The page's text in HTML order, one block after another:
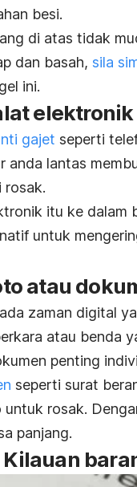
besi.
di atas tidak
dan basah, sila
ini.
elektronik
gajet seperti
anda lantas
rosak.
itu ke dalam
untuk
atau
zaman digital
atau benda
penting
seperti surat
rosak.
panjang.